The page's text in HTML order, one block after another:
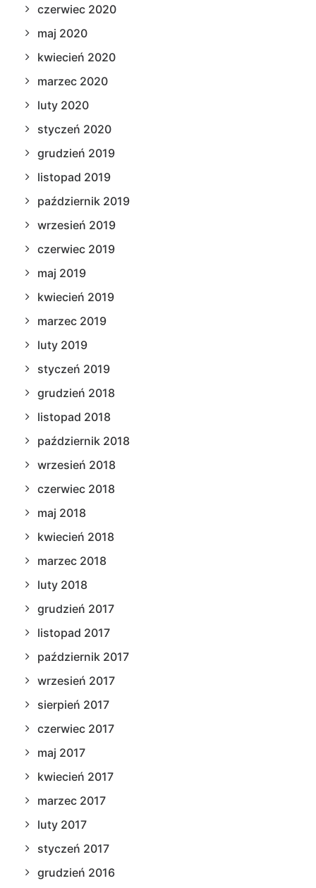
czerwiec 2020
maj 2020
kwiecień 2020
marzec 2020
luty 2020
styczeń 2020
grudzień 2019
listopad 2019
październik 2019
wrzesień 2019
czerwiec 2019
maj 2019
kwiecień 2019
marzec 2019
luty 2019
styczeń 2019
grudzień 2018
listopad 2018
październik 2018
wrzesień 2018
czerwiec 2018
maj 2018
kwiecień 2018
marzec 2018
luty 2018
grudzień 2017
listopad 2017
październik 2017
wrzesień 2017
sierpień 2017
czerwiec 2017
maj 2017
kwiecień 2017
marzec 2017
luty 2017
styczeń 2017
grudzień 2016